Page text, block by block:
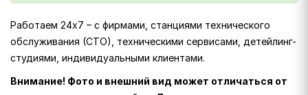
Работаем 24х7 – с фирмами, станциями технического
обслуживания (СТО), техническими сервисами, детейлинг-
студиями, индивидуальными клиентами.
Внимание! Фото и внешний вид может отличаться от